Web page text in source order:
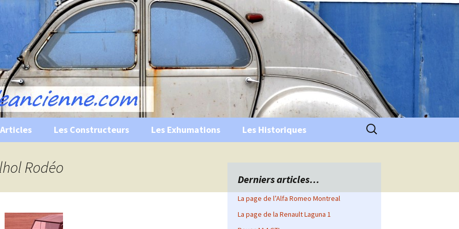
Ancienne
historiques …
Les Constructeurs Les Exhumations Les Historiques Rechercher :
Rodéo
Derniers articles…
La page de l’Alfa Romeo Montreal
La page de la Renault Laguna 1